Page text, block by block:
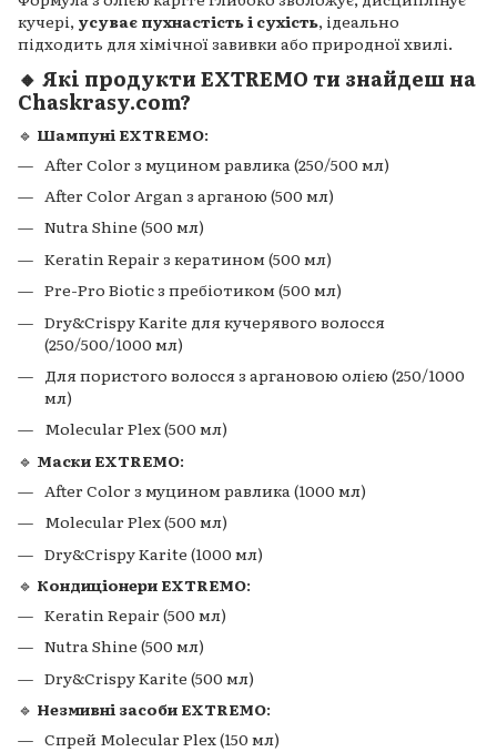
кучері, усуває пухнастість і сухість, ідеально
підходить для хімічної завивки або природної хвилі.
🔸 Які продукти EXTREMO ти знайдеш на
Chaskrasy.com?
🔹 Шампуні EXTREMO:
After Color з муцином равлика (250/500 мл)
After Color Argan з арганою (500 мл)
Nutra Shine (500 мл)
Keratin Repair з кератином (500 мл)
Pre-Pro Biotic з пребіотиком (500 мл)
Dry&Crispy Karite для кучерявого волосся
(250/500/1000 мл)
Для пористого волосся з аргановою олією (250/1000
мл)
Molecular Plex (500 мл)
🔹 Маски EXTREMO:
After Color з муцином равлика (1000 мл)
Molecular Plex (500 мл)
Dry&Crispy Karite (1000 мл)
🔹 Кондиціонери EXTREMO:
Keratin Repair (500 мл)
Nutra Shine (500 мл)
Dry&Crispy Karite (500 мл)
🔹 Незмивні засоби EXTREMO:
Спрей Molecular Plex (150 мл)